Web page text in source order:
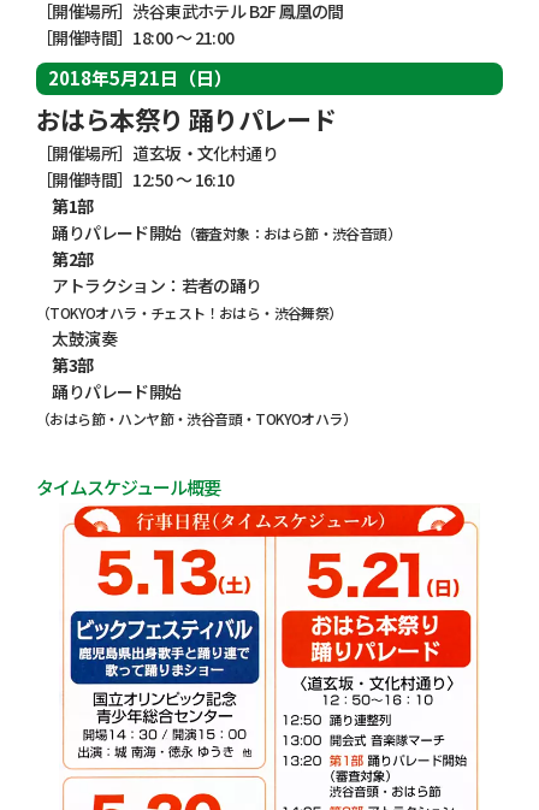
［開催場所］渋谷東武ホテル B2F 鳳凰の間
［開催時間］18:00 ～ 21:00
2018年5月21日（日）
おはら本祭り 踊りパレード
［開催場所］道玄坂・文化村通り
［開催時間］12:50 ～ 16:10
第1部
踊りパレード開始（審査対象：おはら節・渋谷音頭）
第2部
アトラクション：若者の踊り
（TOKYOオハラ・チェスト！おはら・渋谷舞祭）
太鼓演奏
第3部
踊りパレード開始
（おはら節・ハンヤ節・渋谷音頭・TOKYOオハラ）
タイムスケジュール概要